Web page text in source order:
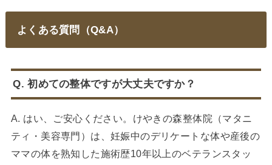
よくある質問（Q&A）
Q. 初めての整体ですが大丈夫ですか？
A. はい、ご安心ください。けやきの森整体院（マタニ
ティ・美容専門）は、妊娠中のデリケートな体や産後の
ママの体を熟知した施術歴10年以上のベテランスタッ